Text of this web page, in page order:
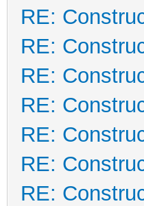
RE:
RE:
RE:
RE:
RE:
RE:
RE: